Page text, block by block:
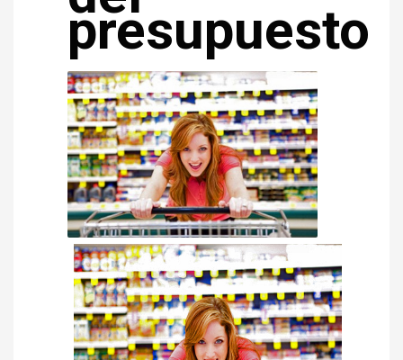
presupuesto